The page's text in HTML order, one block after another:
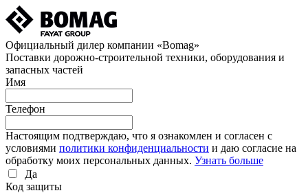
Официальный дилер компании «Bomag»
Поставки дорожно-строительной техники, оборудования и
запасных частей
Имя
Телефон
Настоящим подтверждаю, что я ознакомлен и согласен с
условиями политики конфиденциальности и даю согласие на
обработку моих персональных данных. Узнать больше
Да
Код защиты